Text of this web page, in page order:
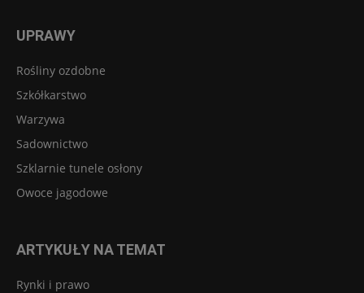
UPRAWY
Rośliny ozdobne
Szkółkarstwo
Warzywa
Sadownictwo
Szklarnie tunele osłony
Owoce jagodowe
ARTYKUŁY NA TEMAT
Rynki i prawo